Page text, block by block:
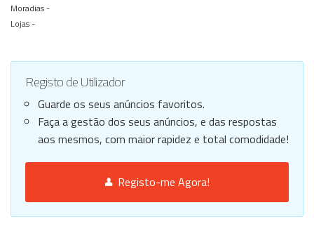
Moradias -
Lojas -
Registo de Utilizador
Guarde os seus anúncios favoritos.
Faça a gestão dos seus anúncios, e das respostas
aos mesmos, com maior rapidez e total comodidade!
Registo-me Agora!